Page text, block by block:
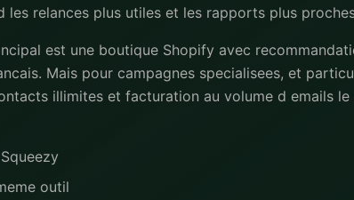
relances plus utiles et les rapports plus
est une boutique Shopify avec
Mais pour campagnes specialisees, et
illimites et facturation au volume d emails le
outil